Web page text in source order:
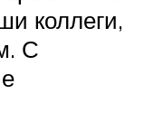
коллеги,
С